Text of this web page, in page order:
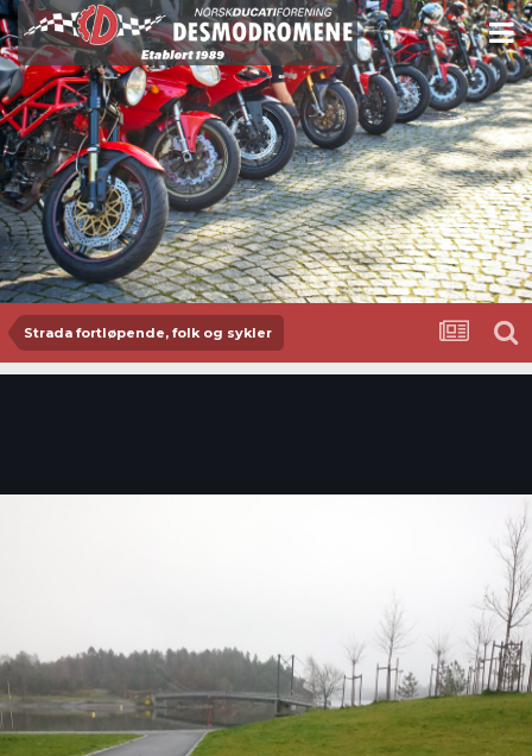
Strada fortløpende, folk og sykler